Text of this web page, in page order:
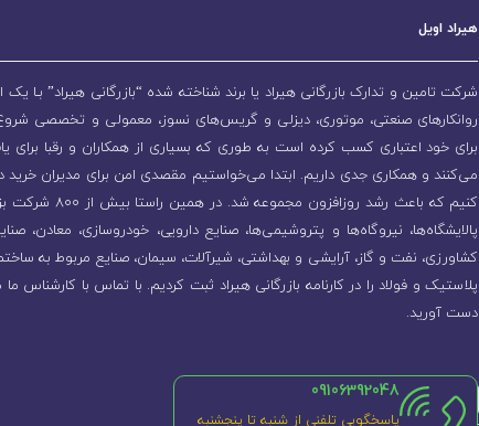
هیراد اویل
شرکت تامین و تدارک بازرگانی هیراد یا برند شناخته شده “بازرگانی هیراد” بـا
روانکارهای صنعتی، موتوری، دیزلی و گریس‌های نسوز، معمولی و تخصصی
برای خود اعتباری کسب کرده است به طوری که بسیاری از همکاران و رقبا برای
می‌کنند و همکاری جدی داریم. ابتدا می‌خواستیم مقصدی امن برای مدیران خرید
کنیم که باعث
پالایشگاه‌ها، نیروگاه‌ها و پتروشیمی‌ها، صنایع دارویی، خودروسازی، معادن،
کشاورزی، نفت و گاز، آرایشی و بهداشتی، شیرآلات، سیمان، صنایع مربوط به
پلاستیک و فولاد را در کارنامه بازرگانی هیراد ثبت کردیم. با تماس با کارشناس
دست آورید.
09106392048
پاسخگویی تلفنی از شنبه تا پنجشنبه